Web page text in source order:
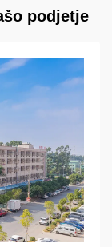
podjetje